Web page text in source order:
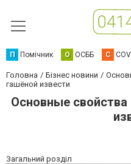
П Помічник О ОСББ C
Головна Бізнес новини
гашёной извести
Основные
Загальний розділ